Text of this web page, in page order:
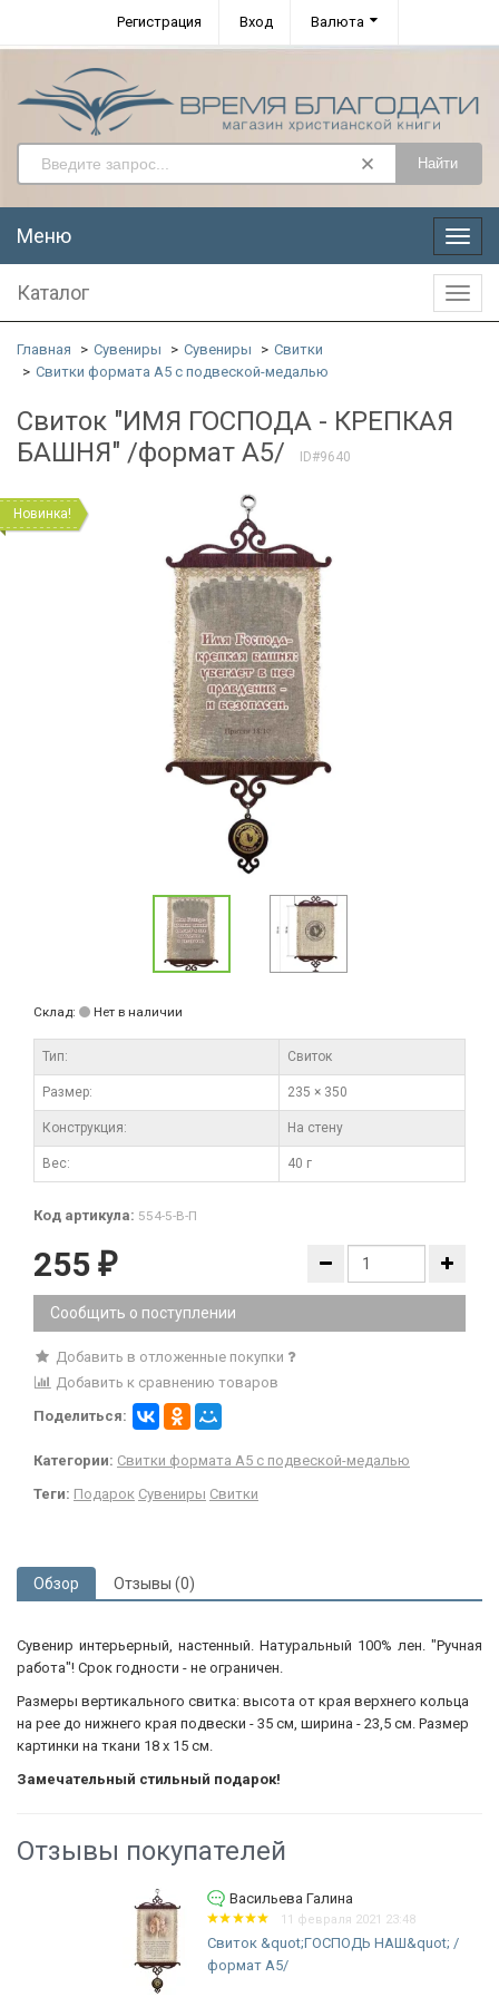
Регистрация Вход Валюта
Найти
Меню
Меню
Каталог
Главная Сувениры Сувениры
Свитки
Свитки формата А5 с подвеской-медалью
Свиток "ИМЯ ГОСПОДА - КРЕПКАЯ
БАШНЯ" /формат А5/
ID#9640
Новинка!
Склад: Нет в наличии
Тип: Свиток
Размер: 235 × 350
Конструкция: На стену
Вес: 40 г
Код артикула: 554-5-В-П
255 ₽
Сообщить о поступлении
Добавить в отложенные покупки
Добавить к сравнению товаров
Поделиться:
Категории: Свитки формата А5 с подвеской-медалью
Теги: Подарок Сувениры Свитки
Обзор Отзывы (0)
Сувенир интерьерный, настенный. Натуральный 100% лен. "Ручная
работа"! Срок годности - не ограничен.
Размеры вертикального свитка: высота от края верхнего кольца
на рее до нижнего края подвески - 35 см, ширина - 23,5 см. Размер
картинки на ткани 18 х 15 см.
Замечательный стильный подарок!
Отзывы покупателей
Васильева Галина
11 февраля 2021 23:48
Свиток &quot;ГОСПОДЬ НАШ&quot; /
формат А5/